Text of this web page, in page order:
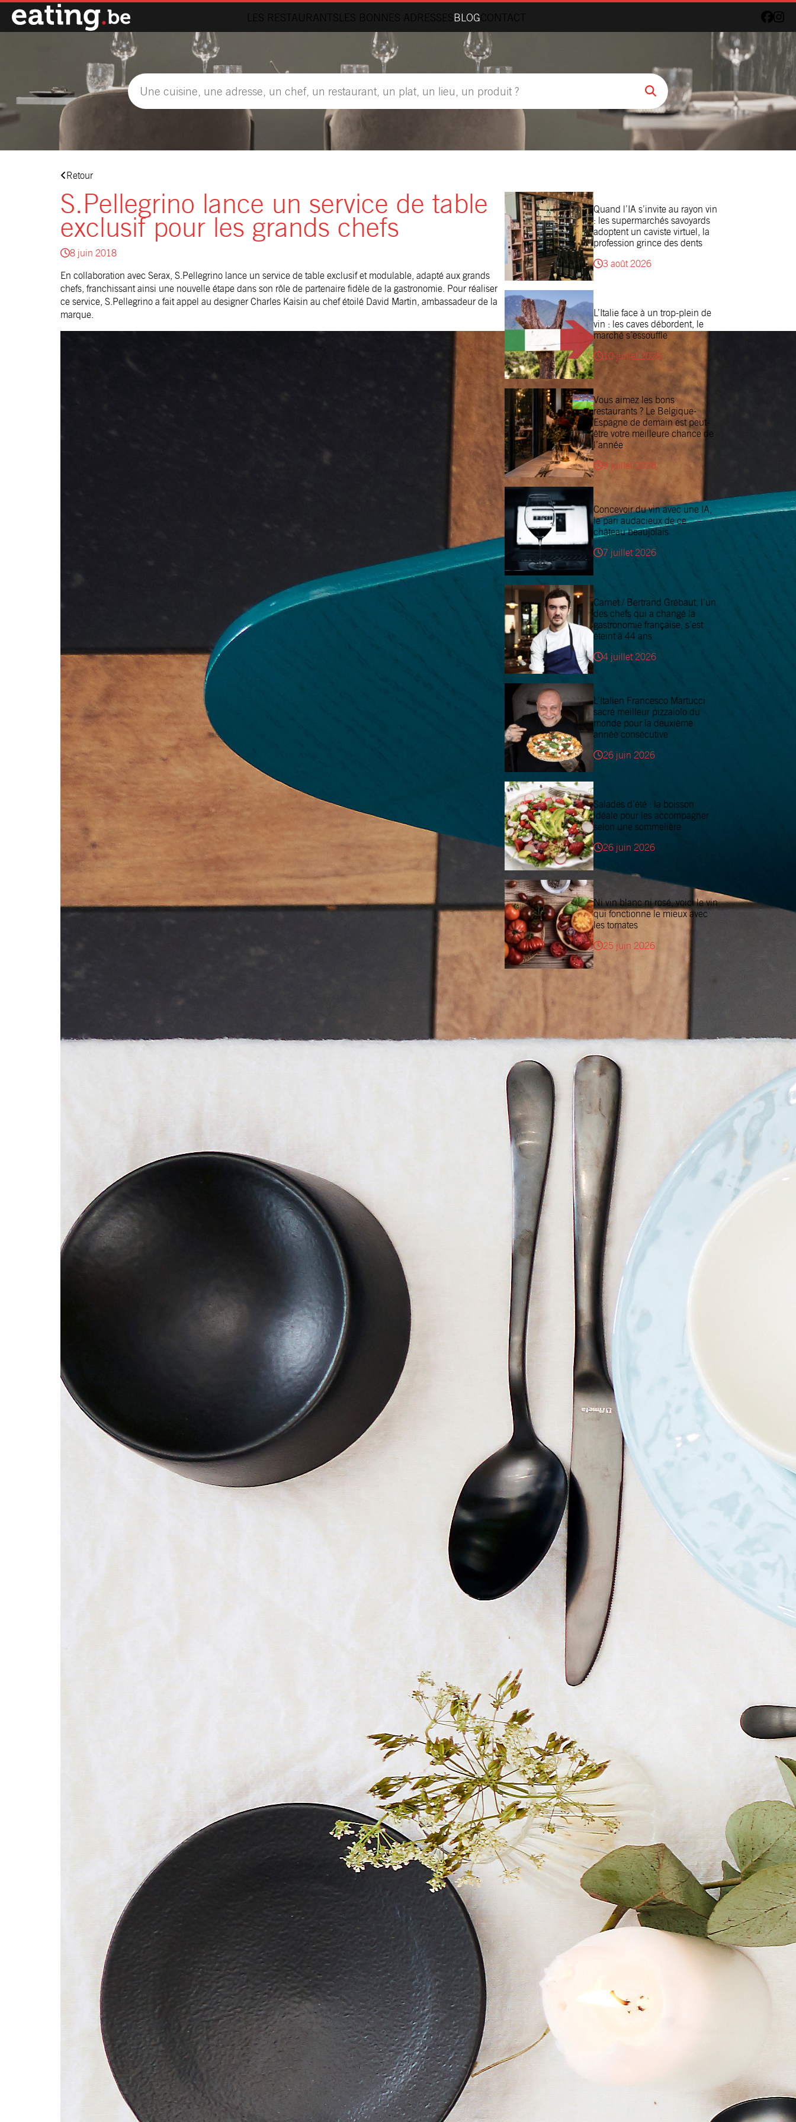
LES RESTAURANTSLES BONNES ADRESSESBLOGCONTACT
Retour
S.Pellegrino lance un service de table
exclusif pour les grands chefs
8 juin 2018
En collaboration avec Serax, S.Pellegrino lance un service de table exclusif et modulable, adapté aux grands
chefs, franchissant ainsi une nouvelle étape dans son rôle de partenaire fidèle de la gastronomie. Pour réaliser
ce service, S.Pellegrino a fait appel au designer Charles Kaisin au chef étoilé David Martin, ambassadeur de la
marque.
Quand l’IA s’invite au rayon vin
: les supermarchés savoyards
adoptent un caviste virtuel, la
profession grince des dents
3 août 2026
L’Italie face à un trop-plein de
vin : les caves débordent, le
marché s’essouffle
10 juillet 2026
Vous aimez les bons
restaurants ? Le Belgique-
Espagne de demain est peut-
être votre meilleure chance de
l’année
9 juillet 2026
Concevoir du vin avec une IA,
le pari audacieux de ce
château beaujolais
7 juillet 2026
Carnet / Bertrand Grébaut, l’un
des chefs qui a changé la
gastronomie française, s’est
éteint à 44 ans
4 juillet 2026
L’Italien Francesco Martucci
sacré meilleur pizzaiolo du
monde pour la deuxième
année consécutive
26 juin 2026
Salades d’été : la boisson
idéale pour les accompagner
selon une sommelière
26 juin 2026
Ni vin blanc ni rosé, voici le vin
qui fonctionne le mieux avec
les tomates
25 juin 2026